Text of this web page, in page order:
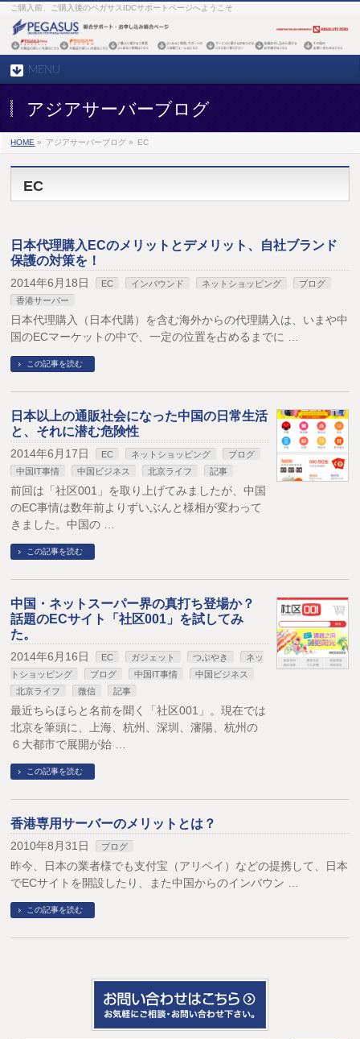
ご購入前、ご購入後のペガサスIDCサポートページへようこそ
MENU
アジアサーバーブログ
HOME » アジアサーバーブログ » EC
EC
日本代理購入ECのメリットとデメリット、自社ブランド
保護の対策を！
2014年6月18日 EC インバウンド ネットショッピング
ブログ
香港サーバー
日本代理購入（日本代購）を含む海外からの代理購入は、いまや中
国のECマーケットの中で、一定の位置を占めるまでに …
この記事を読む
日本以上の通販社会になった中国の日常生活
と、それに潜む危険性
2014年6月17日 EC ネットショッピング
ブログ
中国IT事情
中国ビジネス 北京ライフ 記事
前回は「社区001」を取り上げてみましたが、中国
のEC事情は数年前よりずいぶんと様相が変わって
きました。中国の …
この記事を読む
中国・ネットスーパー界の真打ち登場か？
話題のECサイト「社区001」を試してみ
た。
2014年6月16日 EC ガジェット つぶやき
ネッ
トショッピング
ブログ 中国IT事情
中国ビジネス
北京ライフ
微信 記事
最近ちらほらと名前を聞く「社区001」。現在では
北京を筆頭に、上海、杭州、深圳、瀋陽、杭州の
６大都市で展開が始 …
この記事を読む
香港専用サーバーのメリットとは？
2010年8月31日 ブログ
昨今、日本の業者様でも支付宝（アリペイ）などの提携して、日本
でECサイトを開設したり、また中国からのインバウン …
この記事を読む